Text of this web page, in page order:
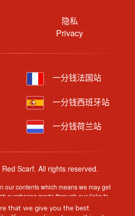
隐私
Privacy
一分钱法国站
一分钱西班牙站
一分钱荷兰站
Scarf. All rights reserved.
our contents which means we may get
purchases made through our links to
retailer sites.
that we give you the best